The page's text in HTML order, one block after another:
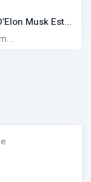
Musk Est...